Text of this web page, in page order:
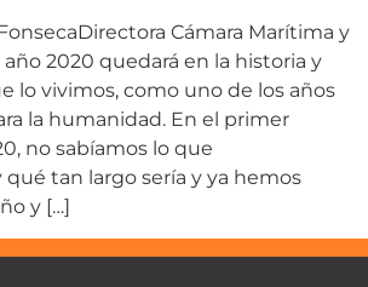
Cámara Marítima y
2020 quedará en la historia y
lo vivimos, como uno de los años
la humanidad. En el primer
no sabíamos lo que
tan largo sería y ya hemos
y […]